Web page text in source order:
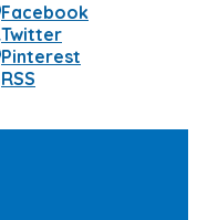
Facebook
Twitter
Pinterest
RSS